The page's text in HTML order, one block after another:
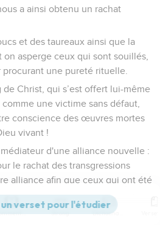
a ainsi obtenu un rachat
et des taureaux ainsi que la
asperge ceux qui sont souillés,
une pureté rituelle.
de Christ, qui s’est offert lui-même
une victime sans défaut,
conscience des œuvres mortes
vivant !
d'une alliance nouvelle :
le rachat des transgressions
alliance afin que ceux qui ont été
éternel promis.
il est nécessaire que la
Commentaires Strong